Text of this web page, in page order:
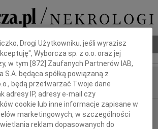
Poradnik pogrzebowy
Warszawa
19.06.2009
Drogi Użytkowniku, jeśli wyrazisz
Wyborcza sp. z o.o. oraz jej
w tym [872 ] Zaufanych Partnerów IAB,
S.A. będąca spółką powiązaną z
będą przetwarzać Twoje dane
adresy IP, adresy e-mail czy
cookie lub inne informacje zapisane w
marketingowych, w szczególności
reklam dopasowanych do